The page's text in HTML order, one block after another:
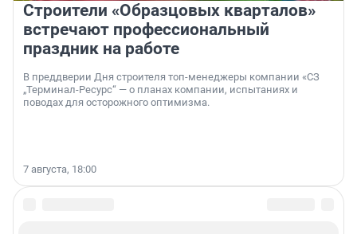
Строители «Образцовых кварталов»
встречают профессиональный
праздник на работе
В преддверии Дня строителя топ-менеджеры компании «СЗ
„Терминал-Ресурс“ — о планах компании, испытаниях и
поводах для осторожного оптимизма.
7 августа, 18:00